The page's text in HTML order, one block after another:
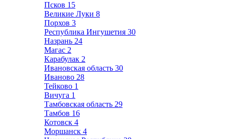
Псков 15
Великие Луки 8
Порхов 3
Республика Ингушетия 30
Назрань 24
Магас 2
Карабулак 2
Ивановская область 30
Иваново 28
Тейково 1
Вичуга 1
Тамбовская область 29
Тамбов 16
Котовск 4
Моршанск 4